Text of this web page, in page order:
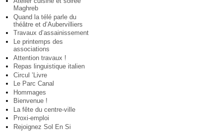
Maghreb
Quand la télé parle du
théâtre et d’Aubervilliers
Travaux d’assainissement
Le printemps des
associations
Attention travaux !
Repas linguistique italien
Circul ’Livre
Le Parc Canal
Hommages
Bienvenue !
La fête du centre-ville
Proxi-emploi
Rejoignez Sol En Si